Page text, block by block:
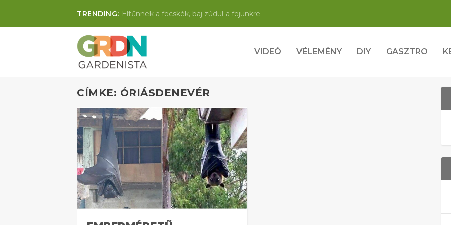
TRENDING: Eltűnnek a fecskék, baj zúdul a fejünkre
VIDEÓ VÉLEMÉNY DIY GASZTRO
CÍMKE: ÓRIÁSDENEVÉR